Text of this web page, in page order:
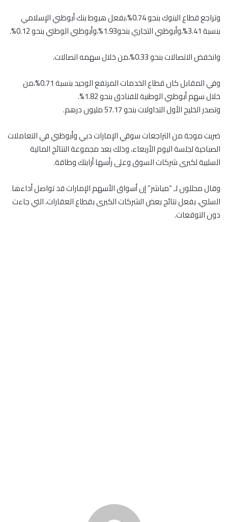
وتراجع قطاع البنوك بنحو 0.74%،بفعل هبوط بنك أبوظبي الإسلامي
بنسبة 3.41%،وأبوظبي التجاري بنحو1.93%،وأبوظبي الوطني بنحو 0.12%.
وانخفض الاتصالات بنحو 0.33%،من خلال سهمه اتصالات.
وفي المقابل كان قطاع الخدمات المرتفع الوحيد بنسبة 0.71%،من
خلال سهم أبوظبي الوطنية للفنادق بنحو 1.82%.
وتصدر الخليج الأول التداولات بنحو 57.17 مليون درهم.
ضربت موجة من التراجعات سوقي الإمارات دبي وأبوظبي في التعاملات
الصباحية لجلسة اليوم الأربعاء، وذلك بعد مجموعة النتائج المالية
السلبية لكبرى شركات السوق وعلى رأسها أرابتك وطاقة.
وقال محللون لـ “مباشر” إن أسواق الأسهم الإمارات قد تواصل أداءها
السلبي، بفعل نتائج بعض الشركات الكبرى بقطاع العقارات، التي جاءت
دون التوقعات.